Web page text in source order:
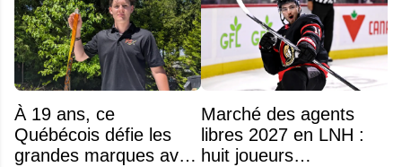
À 19 ans, ce
Québécois défie les
grandes marques avec
Marché des agents
libres 2027 en LNH :
huit joueurs